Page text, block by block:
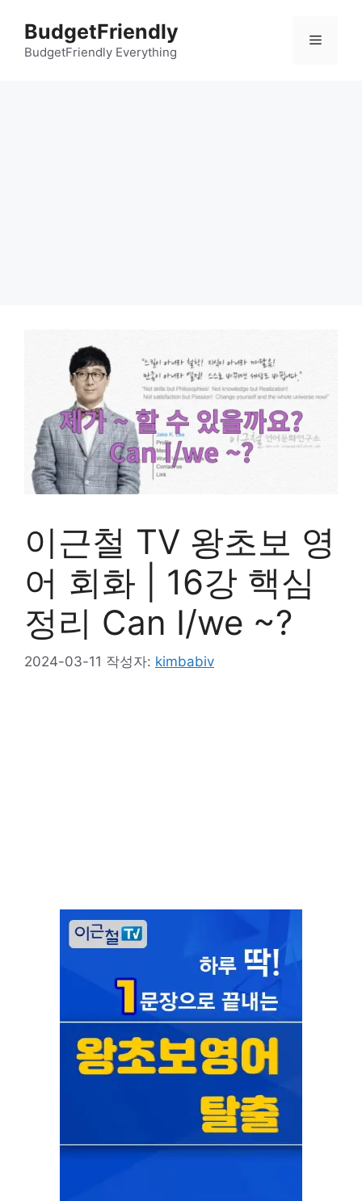
BudgetFriendly
BudgetFriendly Everything
메
이근철 TV 왕초보 영
어 회화 | 16강 핵심
정리 Can I/we ~?
2024-03-11 작성자: kimbabiv